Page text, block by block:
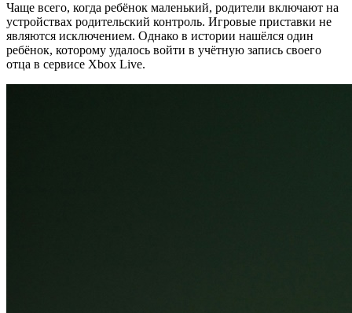
Чаще всего, когда ребёнок маленький, родители включают на
устройствах родительский контроль. Игровые приставки не
являются исключением. Однако в истории нашёлся один
ребёнок, которому удалось войти в учётную запись своего
отца в сервисе Xbox Live.